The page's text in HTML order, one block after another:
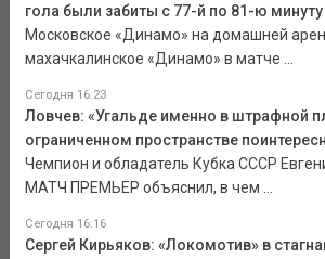
гола были забиты с 77-й по 81-ю минуту
Московское «Динамо» на домашней
махачкалинское «Динамо» в матче ...
Сегодня 16:23
Ловчев: «Угальде именно в штрафной
ограниченном пространстве
Чемпион и обладатель Кубка СССР
МАТЧ ПРЕМЬЕР объяснил, в чем ...
Сегодня 16:16
Сергей Кирьяков: «Локомотив» в